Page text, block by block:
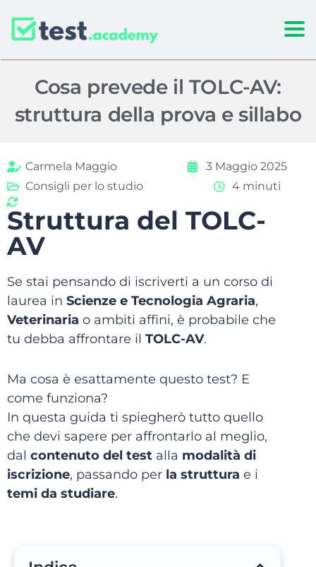
Cosa prevede il TOLC-AV:
struttura della prova e sillabo
Carmela Maggio
3 Maggio 2025
Consigli per lo studio
4 minuti
Struttura del TOLC-
AV
Se stai pensando di iscriverti a un corso di
laurea in Scienze e Tecnologia Agraria,
Veterinaria o ambiti affini, è probabile che
tu debba affrontare il TOLC-AV.
Ma cosa è esattamente questo test? E
come funziona?
In questa guida ti spiegherò tutto quello
che devi sapere per affrontarlo al meglio,
dal contenuto del test alla modalità di
iscrizione, passando per la struttura e i
temi da studiare.